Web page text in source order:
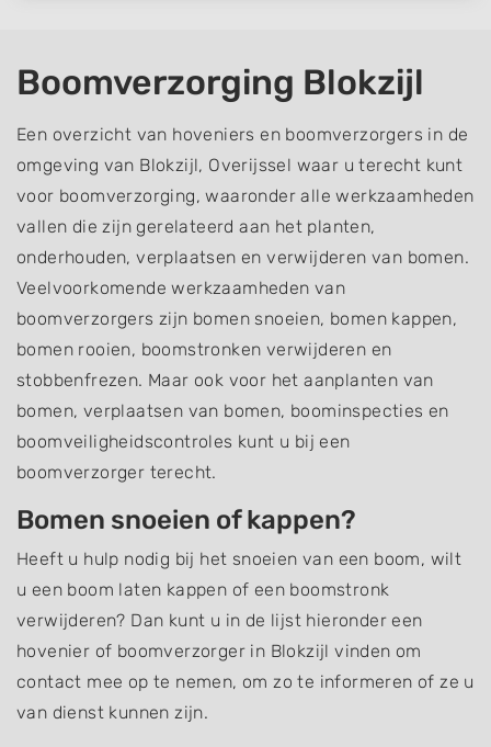
Boomverzorging Blokzijl
Een overzicht van hoveniers en boomverzorgers in de
omgeving van Blokzijl, Overijssel waar u terecht kunt
voor boomverzorging, waaronder alle werkzaamheden
vallen die zijn gerelateerd aan het planten,
onderhouden, verplaatsen en verwijderen van bomen.
Veelvoorkomende werkzaamheden van
boomverzorgers zijn bomen snoeien, bomen kappen,
bomen rooien, boomstronken verwijderen en
stobbenfrezen. Maar ook voor het aanplanten van
bomen, verplaatsen van bomen, boominspecties en
boomveiligheidscontroles kunt u bij een
boomverzorger terecht.
Bomen snoeien of kappen?
Heeft u hulp nodig bij het snoeien van een boom, wilt
u een boom laten kappen of een boomstronk
verwijderen? Dan kunt u in de lijst hieronder een
hovenier of boomverzorger in Blokzijl vinden om
contact mee op te nemen, om zo te informeren of ze u
van dienst kunnen zijn.